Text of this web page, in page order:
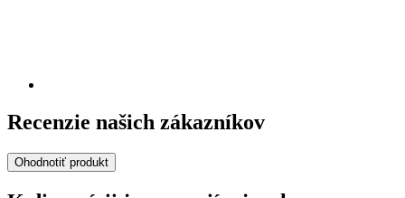
Recenzie našich zákazníkov
Ohodnotiť produkt